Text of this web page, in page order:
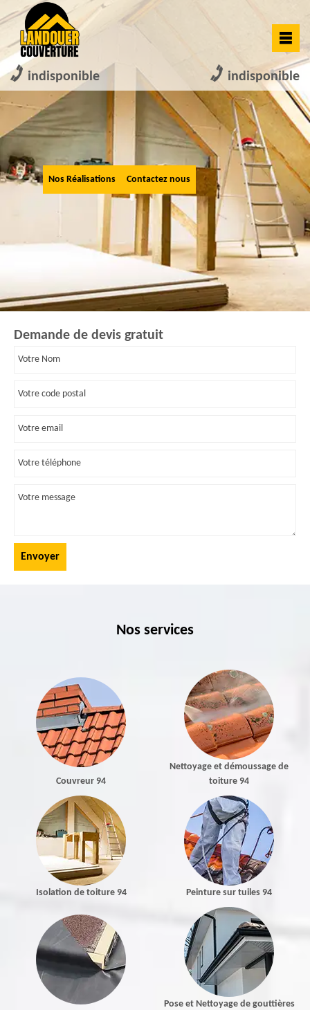
indisponible indisponible
Nos Réalisations Contactez nous
Demande de devis gratuit
Nos services
Couvreur 94
Nettoyage et démoussage de
toiture 94
Isolation de toiture 94 Peinture sur tuiles 94
Pose et Nettoyage de gouttières